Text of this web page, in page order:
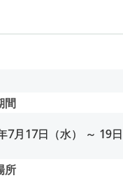
間
7月17日（水） ～ 19
所